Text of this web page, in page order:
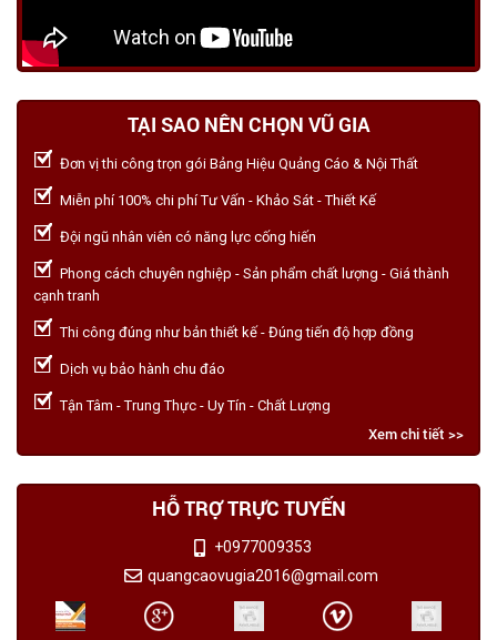
TẠI SAO NÊN CHỌN VŨ GIA
Đơn vị thi công trọn gói Bảng Hiệu Quảng Cáo & Nội Thất
Miễn phí 100% chi phí Tư Vấn - Khảo Sát - Thiết Kế
Đội ngũ nhân viên có năng lực cống hiến
Phong cách chuyên nghiệp - Sản phẩm chất lượng - Giá thành
cạnh tranh
Thi công đúng như bản thiết kế - Đúng tiến độ hợp đồng
Dịch vụ bảo hành chu đáo
Tận Tâm - Trung Thực - Uy Tín - Chất Lượng
Xem chi tiết >>
HỖ TRỢ TRỰC TUYẾN
+0977009353
quangcaovugia2016@gmail.com